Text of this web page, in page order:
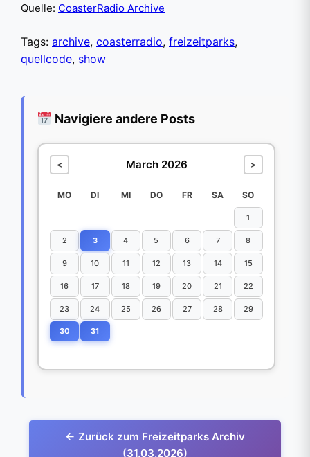
Quelle: CoasterRadio Archive
Tags: archive, coasterradio, freizeitparks,
quellcode, show
Navigiere andere Posts
< March 2026 >
MO DI MI DO FR SA SO
1
2 3 4 5 6 7 8
9 10 11 12 13 14 15
16 17 18 19 20 21 22
23 24 25 26 27 28 29
30 31
← Zurück zum Freizeitparks Archiv
(31.03.2026)